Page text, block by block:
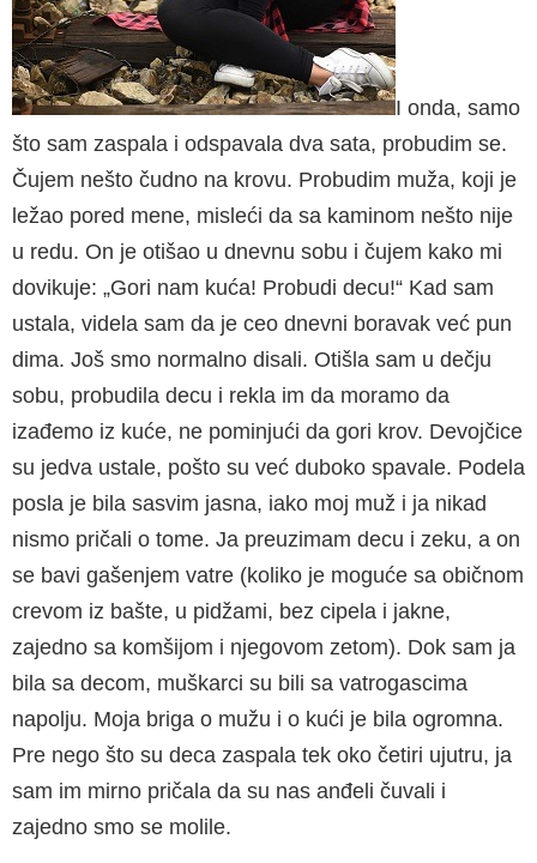
I onda, samo
što sam zaspala i odspavala dva sata, probudim se.
Čujem nešto čudno na krovu. Probudim muža, koji je
ležao pored mene, misleći da sa kaminom nešto nije
u redu. On je otišao u dnevnu sobu i čujem kako mi
dovikuje: „Gori nam kuća! Probudi decu!“ Kad sam
ustala, videla sam da je ceo dnevni boravak već pun
dima. Još smo normalno disali. Otišla sam u dečju
sobu, probudila decu i rekla im da moramo da
izađemo iz kuće, ne pominjući da gori krov. Devojčice
su jedva ustale, pošto su već duboko spavale. Podela
posla je bila sasvim jasna, iako moj muž i ja nikad
nismo pričali o tome. Ja preuzimam decu i zeku, a on
se bavi gašenjem vatre (koliko je moguće sa običnom
crevom iz bašte, u pidžami, bez cipela i jakne,
zajedno sa komšijom i njegovom zetom). Dok sam ja
bila sa decom, muškarci su bili sa vatrogascima
napolju. Moja briga o mužu i o kući je bila ogromna.
Pre nego što su deca zaspala tek oko četiri ujutru, ja
sam im mirno pričala da su nas anđeli čuvali i
zajedno smo se molile.